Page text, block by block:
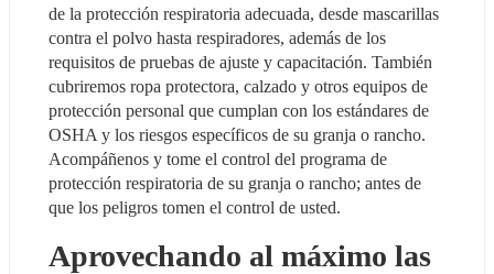
de la protección respiratoria adecuada, desde mascarillas
contra el polvo hasta respiradores, además de los
requisitos de pruebas de ajuste y capacitación. También
cubriremos ropa protectora, calzado y otros equipos de
protección personal que cumplan con los estándares de
OSHA y los riesgos específicos de su granja o rancho.
Acompáñenos y tome el control del programa de
protección respiratoria de su granja o rancho; antes de
que los peligros tomen el control de usted.
Aprovechando al máximo las